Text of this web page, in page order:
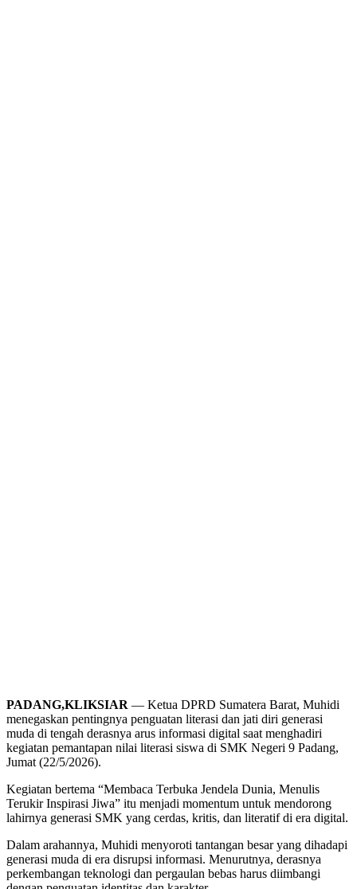
PADANG,KLIKSIAR — Ketua DPRD Sumatera Barat, Muhidi
menegaskan pentingnya penguatan literasi dan jati diri generasi
muda di tengah derasnya arus informasi digital saat menghadiri
kegiatan pemantapan nilai literasi siswa di SMK Negeri 9 Padang,
Jumat (22/5/2026).
Kegiatan bertema “Membaca Terbuka Jendela Dunia, Menulis
Terukir Inspirasi Jiwa” itu menjadi momentum untuk mendorong
lahirnya generasi SMK yang cerdas, kritis, dan literatif di era digital.
Dalam arahannya, Muhidi menyoroti tantangan besar yang dihadapi
generasi muda di era disrupsi informasi. Menurutnya, derasnya
perkembangan teknologi dan pergaulan bebas harus diimbangi